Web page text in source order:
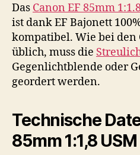
Das Canon EF 85mm
ist dank EF Bajonett
kompatibel. Wie bei den
üblich, muss die
Gegenlichtblende oder
geordert werden.
Technische
85mm 1:1,8 USM